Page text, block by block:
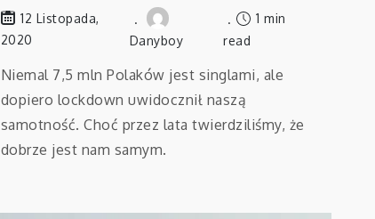
12 Listopada,
2020
Danyboy
1 min
read
Niemal 7,5 mln Polaków jest singlami, ale
dopiero lockdown uwidocznił naszą
samotność. Choć przez lata twierdziliśmy, że
dobrze jest nam samym.